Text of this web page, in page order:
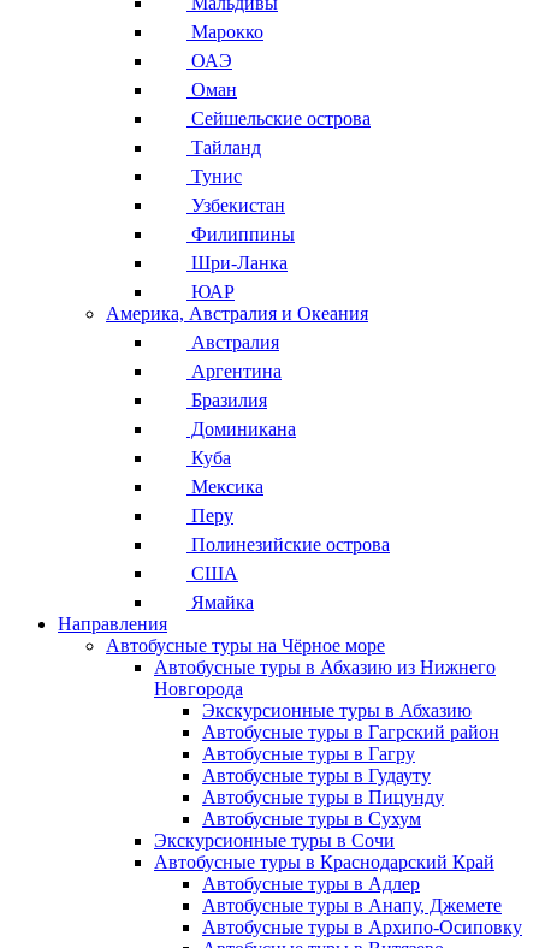
Марокко
ОАЭ
Оман
Сейшельские острова
Тайланд
Тунис
Узбекистан
Филиппины
Шри-Ланка
ЮАР
Америка, Австралия и Океания
Австралия
Аргентина
Бразилия
Доминикана
Куба
Мексика
Перу
Полинезийские острова
США
Ямайка
Направления
Автобусные туры на Чёрное море
Автобусные туры в Абхазию из Нижнего
Новгорода
Экскурсионные туры в Абхазию
Автобусные туры в Гагрский район
Автобусные туры в Гагру
Автобусные туры в Гудауту
Автобусные туры в Пицунду
Автобусные туры в Сухум
Экскурсионные туры в Сочи
Автобусные туры в Краснодарский Край
Автобусные туры в Адлер
Автобусные туры в Анапу, Джемете
Автобусные туры в Архипо-Осиповку